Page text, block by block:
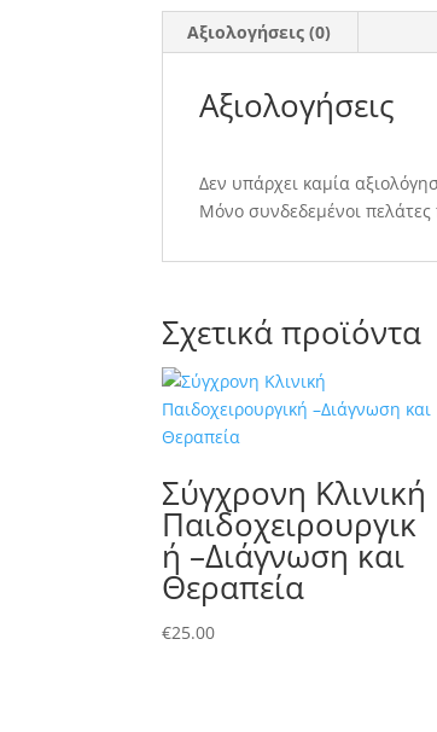
Αξιολογήσεις (0)
Αξιολογήσεις
Δεν υπάρχει καμία
Μόνο συνδεδεμένοι
Σχετικά προϊόντα
Σύγχρονη Κλινική
Παιδοχειρουργικ
ή –Διάγνωση και
Θεραπεία
€25.00